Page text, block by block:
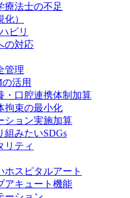
療法士の不足
）
ビリ
の対応
管理
活用
・口腔連携体制加算
拘束の最小化
ション実施加算
組みたいSDGs
リティ
ホスピタルアート
アキュート機能